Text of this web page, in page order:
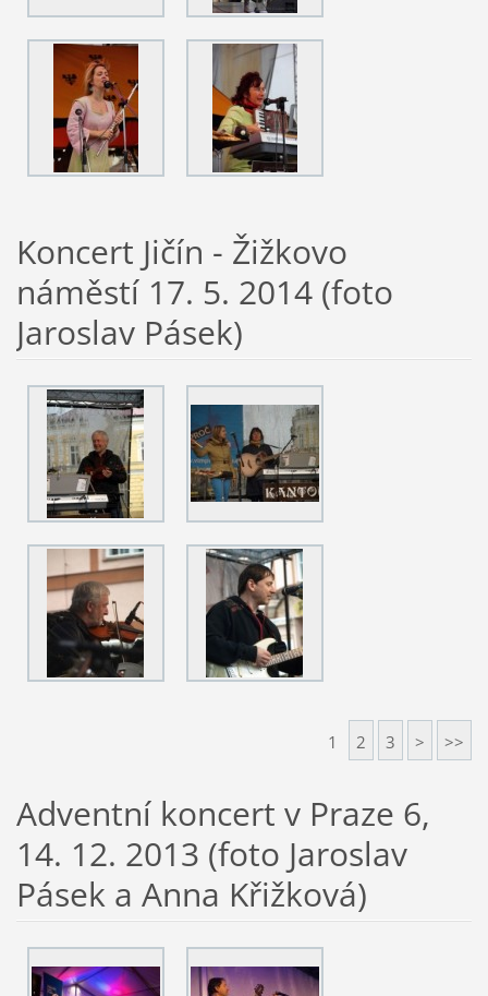
Koncert Jičín - Žižkovo
náměstí 17. 5. 2014 (foto
Jaroslav Pásek)
1 2 3 > >>
Adventní koncert v Praze 6,
14. 12. 2013 (foto Jaroslav
Pásek a Anna Křižková)